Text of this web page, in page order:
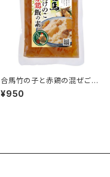
合馬竹の子と赤鶏の混ぜご飯
の素
¥950